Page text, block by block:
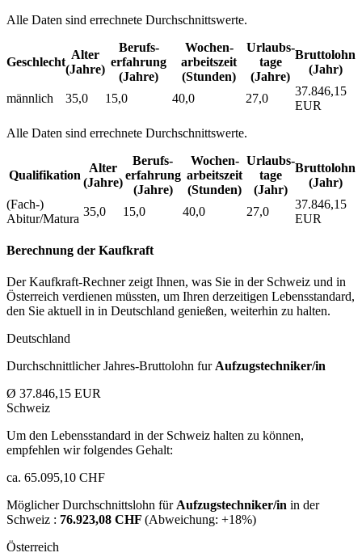
Alle Daten sind errechnete Durchschnittswerte.
Geschlecht
Alter
(Jahre)
Berufs­
erfahrung
(Jahre)
Wochen­
arbeitszeit
(Stunden)
Urlaubs­
tage
(Jahre)
Bruttolohn
(Jahr)
männlich 35,0 15,0 40,0 27,0
37.846,15
EUR
Alle Daten sind errechnete Durchschnittswerte.
Qualifikation
Alter
(Jahre)
Berufs­
erfahrung
(Jahre)
Wochen­
arbeitszeit
(Stunden)
Urlaubs­
tage
(Jahr)
Bruttolohn
(Jahr)
(Fach-)
Abitur/Matura
35,0 15,0 40,0 27,0
37.846,15
EUR
Berechnung der Kaufkraft
Der Kaufkraft-Rechner zeigt Ihnen, was Sie in der Schweiz und in
Österreich verdienen müssten, um Ihren derzeitigen Lebensstandard,
den Sie aktuell in in Deutschland genießen, weiterhin zu halten.
Deutschland
Durchschnittlicher Jahres-Bruttolohn furAufzugstechniker/in
Ø 37.846,15 EUR
Schweiz
Um den Lebensstandard in der Schweiz halten zu können,
empfehlen wir folgendes Gehalt:
ca. 65.095,10 CHF
Möglicher Durchschnittslohn fürAufzugstechniker/in in der
Schweiz : 76.923,08 CHF (Abweichung: +18%)
Österreich